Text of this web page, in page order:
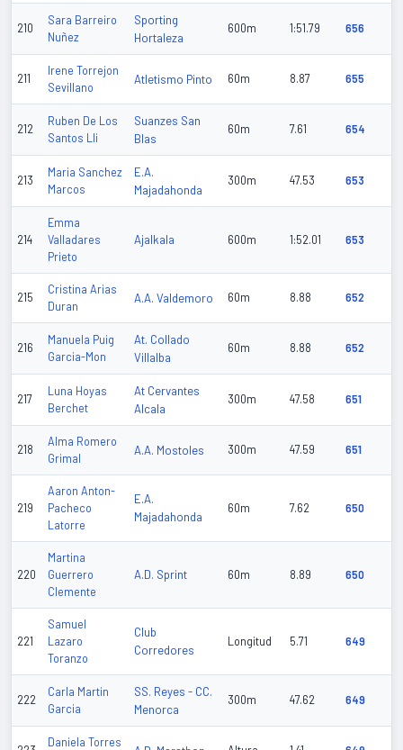
210
Sara Barreiro
Nuñez
Sporting
Hortaleza
600m 1:51.79 656
211
Irene Torrejon
Sevillano
Atletismo Pinto 60m 8.87 655
212
Ruben De Los
Santos Lli
Suanzes San
Blas
60m 7.61 654
213
Maria Sanchez
Marcos
E.A.
Majadahonda
300m 47.53 653
214
Emma
Valladares
Prieto
Ajalkala 600m 1:52.01 653
215
Cristina Arias
Duran
A.A. Valdemoro 60m 8.88 652
216
Manuela Puig
Garcia-Mon
At. Collado
Villalba
60m 8.88 652
217
Luna Hoyas
Berchet
At Cervantes
Alcala
300m 47.58 651
218
Alma Romero
Grimal
A.A. Mostoles 300m 47.59 651
219
Aaron Anton-
Pacheco
Latorre
E.A.
Majadahonda
60m 7.62 650
220
Martina
Guerrero
Clemente
A.D. Sprint 60m 8.89 650
221
Samuel
Lazaro
Toranzo
Club
Corredores
Longitud 5.71 649
222
Carla Martin
Garcia
SS. Reyes - CC.
Menorca
300m 47.62 649
Daniela Torres